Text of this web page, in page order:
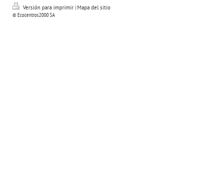
Versión para imprimir | Mapa del sitio
© Ecocentros2000 SA